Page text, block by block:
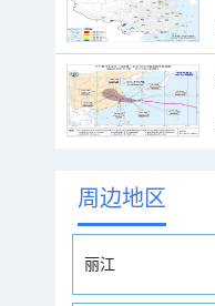
周边地区
丽江